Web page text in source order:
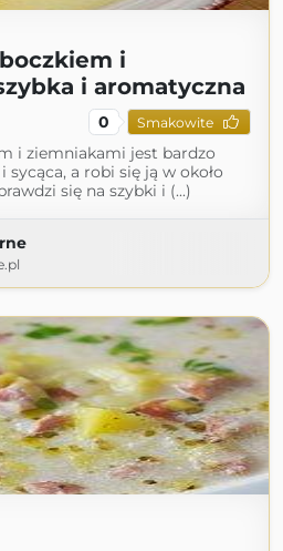
i
i aromatyczna
0 Smakowite
i ziemniakami jest bardzo
a robi się ją w około
się na szybki i (...)